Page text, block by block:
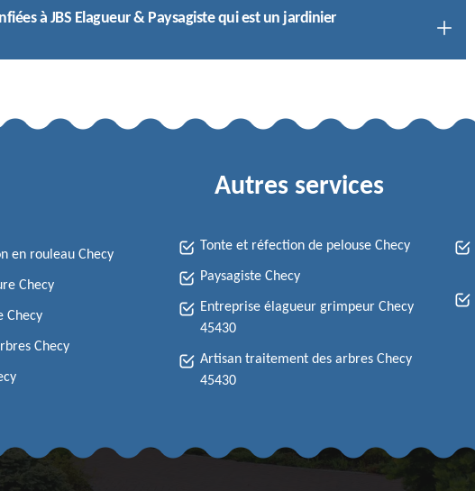
à JBS Elagueur & Paysagiste qui est un jardinier
Autres services
en rouleau Checy
Checy
Checy
Checy
Tonte et réfection de pelouse Checy
Paysagiste Checy
Entreprise élagueur grimpeur Checy
45430
Artisan traitement des arbres Checy
45430